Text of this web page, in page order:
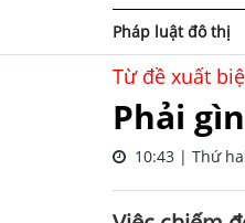
Pháp luật đô thị
Từ đề xuất
Phải
10:43 | Thứ